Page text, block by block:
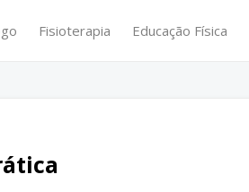
Fisioterapia Educação Física